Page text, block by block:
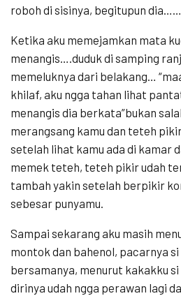
roboh di sisinya, begitupun
Ketika aku memejamkan mata
menangis….duduk di samping
memeluknya dari belakang…
khilaf, aku ngga tahan lihat
menangis dia berkata”bukan
merangsang kamu dan teteh
setelah lihat kamu ada di kamar
memek teteh, teteh pikir udah
tambah yakin setelah berpikir
sebesar punyamu.
Sampai sekarang aku masih
montok dan bahenol, pacarnya si
bersamanya, menurut kakakku si
dirinya udah ngga perawan lagi